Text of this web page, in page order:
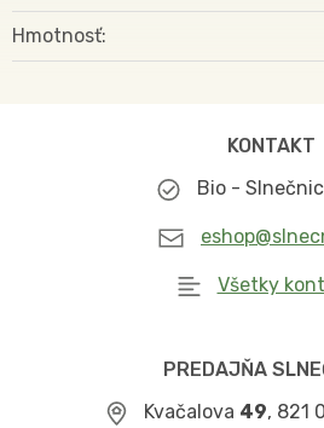
Hmotnosť
KONTAKT
Bio -
Všetky
PREDAJŇA
Kvačalova 49, 821